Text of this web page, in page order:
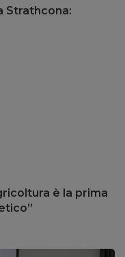
Strathcona:
è la prima